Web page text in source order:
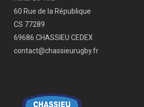
60 Rue de la République
CS 77289
69686 CHASSIEU CEDEX
contact@chassieurugby.fr